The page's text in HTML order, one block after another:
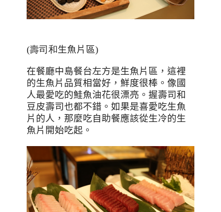
(壽司和生魚片區)
在餐廳中島餐台左方是生魚片區，這裡
的生魚片品質相當好，鮮度很棒。像國
人最愛吃的鮭魚油花很漂亮。握壽司和
豆皮壽司也都不錯。如果是喜愛吃生魚
片的人，那麼吃自助餐應該從生冷的生
魚片開始吃起。